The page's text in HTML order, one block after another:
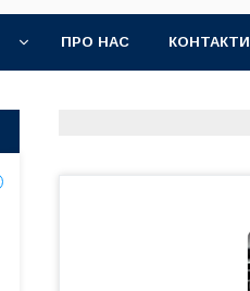
ПРО НАС КОНТАКТИ